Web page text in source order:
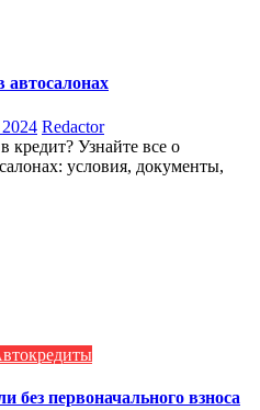
Redactor
кредит? Узнайте все о
условия, документы,
без первоначального взноса